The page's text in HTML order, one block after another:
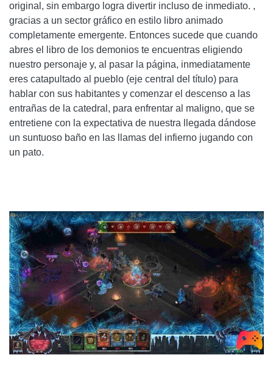
original, sin embargo logra divertir incluso de inmediato. ,
gracias a un sector gráfico en estilo libro animado
completamente emergente. Entonces sucede que cuando
abres el libro de los demonios te encuentras eligiendo
nuestro personaje y, al pasar la página, inmediatamente
eres catapultado al pueblo (eje central del título) para
hablar con sus habitantes y comenzar el descenso a las
entrañas de la catedral, para enfrentar al maligno, que se
entretiene con la expectativa de nuestra llegada dándose
un suntuoso baño en las llamas del infierno jugando con
un pato.